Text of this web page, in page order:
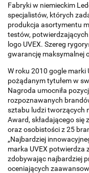
Fabryki w niemieckim
specjalistów, których
produkcja asortymentu
testów,
logo UVEX. Szereg
gwarancję maksymalnej
W roku 2010 gogle marki
pożądanym tytułem w
Nagroda umocniła
rozpoznawanych
sztabu ludzi tworzących
Award, składającego się
oraz osobistości z 25
„Najbardziej
marka UVEX potwierdza
zdobywając najbardziej
oceniających